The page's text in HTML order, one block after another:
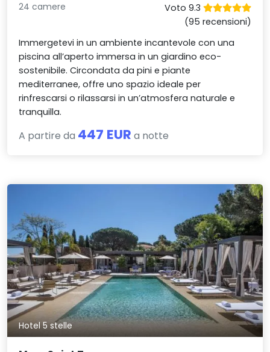
24 camere
Voto 9.3
(95 recensioni)
Immergetevi in un ambiente incantevole con una
piscina all’aperto immersa in un giardino eco-
sostenibile. Circondata da pini e piante
mediterranee, offre uno spazio ideale per
rinfrescarsi o rilassarsi in un’atmosfera naturale e
tranquilla.
A partire da 447 EUR a notte
Hotel 5 stelle